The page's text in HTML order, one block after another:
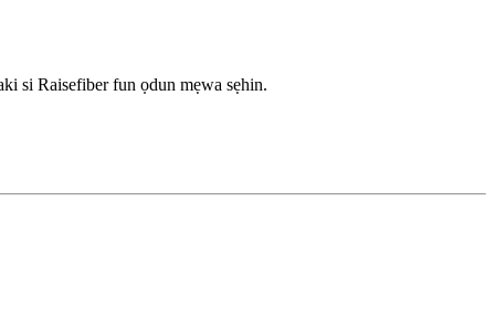
si Raisefiber fun ọdun mẹwa sẹhin.